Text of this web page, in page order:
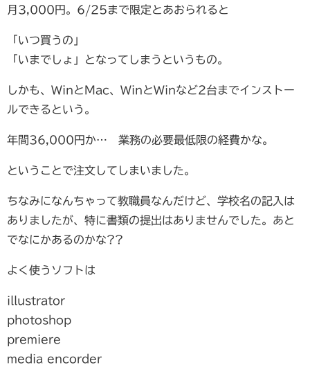
月3,000円。6/25まで限定とあおられると
「いつ買うの」
「いまでしょ」となってしまうというもの。
しかも、WinとMac、WinとWinなど2台までインストー
ルできるという。
年間36,000円か… 業務の必要最低限の経費かな。
ということで注文してしまいました。
ちなみになんちゃって教職員なんだけど、学校名の記入は
ありましたが、特に書類の提出はありませんでした。あと
でなにかあるのかな??
よく使うソフトは
illustrator
photoshop
premiere
media encorder